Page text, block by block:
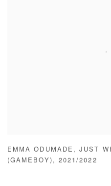
EMMA ODUMADE ,JUST
(GAMEBOY) , 2021/2022